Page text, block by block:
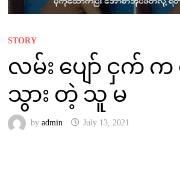
STORY
လမ်း ပျော် ငှက် က
သွား တဲ့ သူ မ
by admin July 13, 2021